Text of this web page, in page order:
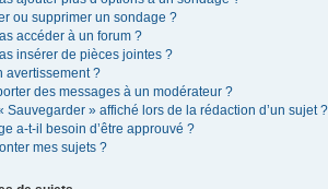
ou supprimer un sondage ?
accéder à un forum ?
insérer de pièces jointes ?
avertissement ?
des messages à un modérateur ?
Sauvegarder » affiché lors de la rédaction d’un sujet ?
a-t-il besoin d’être approuvé ?
mes sujets ?